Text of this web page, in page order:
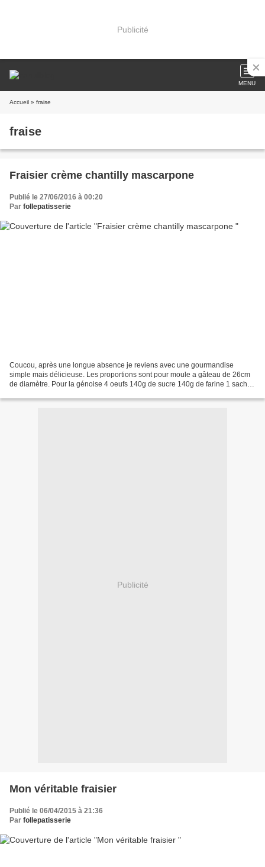
Publicité
MENU
Accueil » fraise
fraise
Fraisier crème chantilly mascarpone
Publié le 27/06/2016 à 00:20
Par follepatisserie
Coucou, après une longue absence je reviens avec une gourmandise
simple mais délicieuse. Les proportions sont pour moule a gâteau de 26cm
de diamètre. Pour la génoise 4 oeufs 140g de sucre 140g de farine 1 sachet
Publicité
Mon véritable fraisier
Publié le 06/04/2015 à 21:36
Par follepatisserie